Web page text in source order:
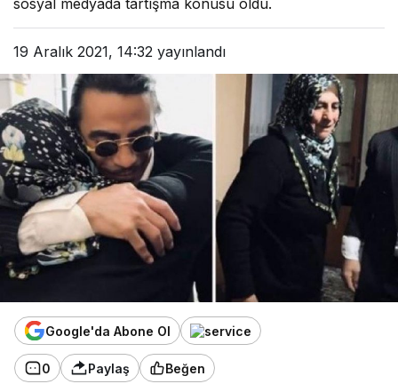
19 Aralık 2021, 14:32 yayınlandı
Google'da Abone Ol
0 Paylaş Beğen